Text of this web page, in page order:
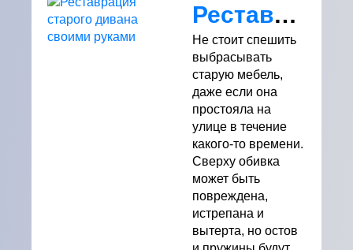
Реставрация старого дивана своими руками
Не стоит спешить
выбрасывать
старую мебель,
даже если она
простояла на
улице в течение
какого-то времени.
Сверху обивка
может быть
повреждена,
истрепана и
вытерта, но остов